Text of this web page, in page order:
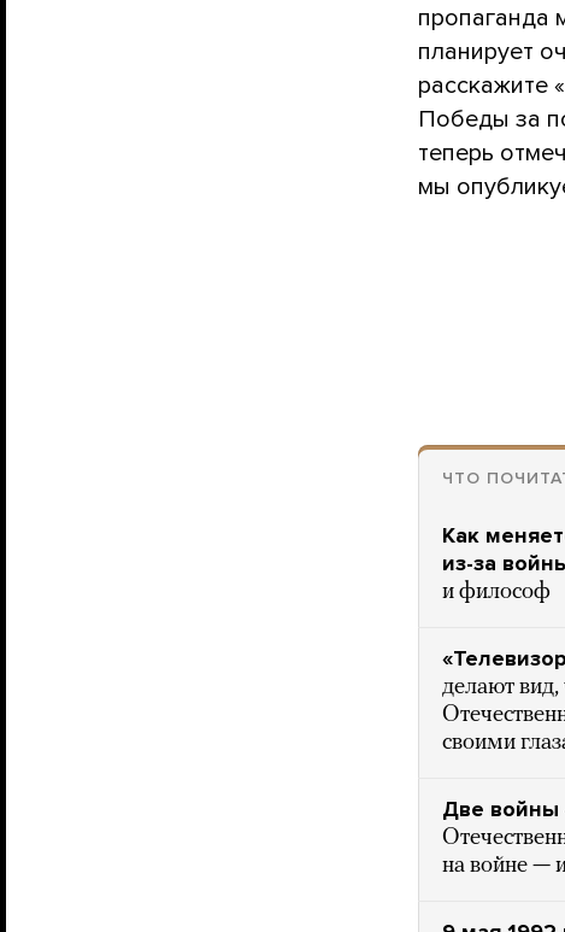
пропаганда
планирует
расскажите
Победы за
теперь
мы
ЧТО
Как
из-за
и философ
делают
своими
Две войны
на войне —